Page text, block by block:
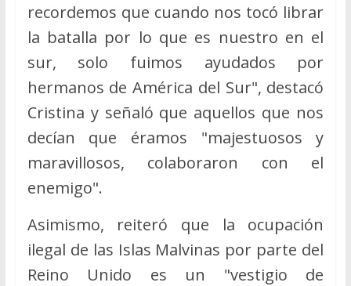
recordemos que cuando nos tocó librar
la batalla por lo que es nuestro en el
sur, solo fuimos ayudados por
hermanos de América del Sur", destacó
Cristina y señaló que aquellos que nos
decían que éramos "majestuosos y
maravillosos, colaboraron con el
enemigo".
Asimismo, reiteró que la ocupación
ilegal de las Islas Malvinas por parte del
Reino Unido es un "vestigio de